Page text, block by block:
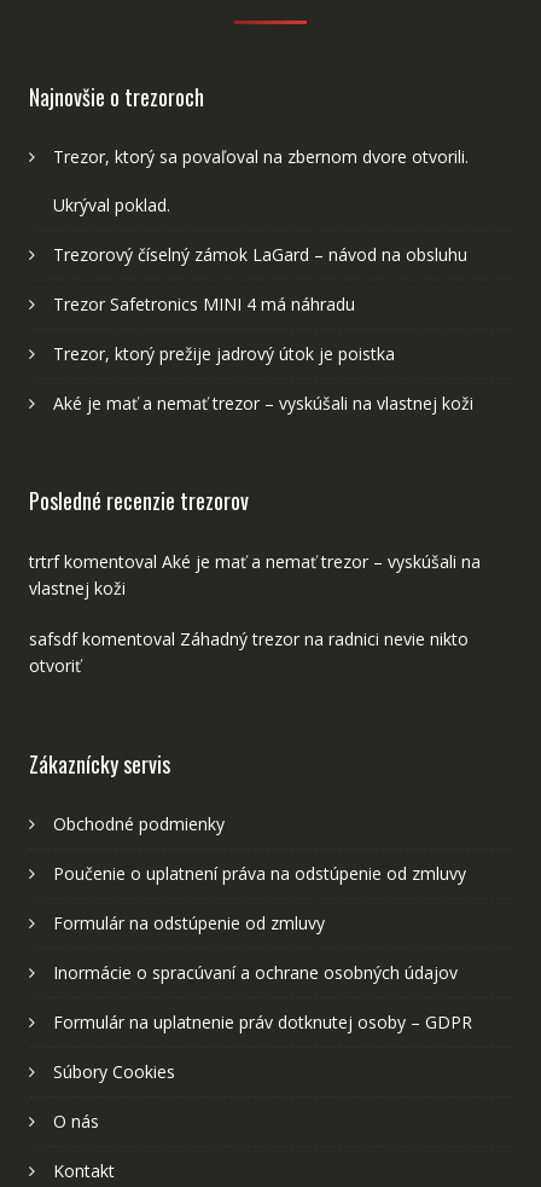
Najnovšie o trezoroch
Trezor, ktorý sa povaľoval na zbernom dvore otvorili.
Ukrýval poklad.
Trezorový číselný zámok LaGard – návod na obsluhu
Trezor Safetronics MINI 4 má náhradu
Trezor, ktorý prežije jadrový útok je poistka
Aké je mať a nemať trezor – vyskúšali na vlastnej koži
Posledné recenzie trezorov
trtrfkomentoval Aké je mať a nemať trezor – vyskúšali na
vlastnej koži
safsdfkomentoval Záhadný trezor na radnici nevie nikto
otvoriť
Zákaznícky servis
Obchodné podmienky
Poučenie o uplatnení práva na odstúpenie od zmluvy
Formulár na odstúpenie od zmluvy
Inormácie o spracúvaní a ochrane osobných údajov
Formulár na uplatnenie práv dotknutej osoby – GDPR
Súbory Cookies
O nás
Kontakt